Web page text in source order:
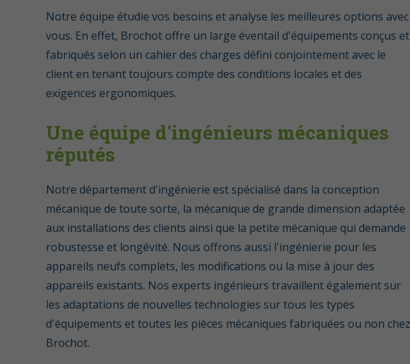
Notre équipe étudie vos besoins et analyse les meilleures options avec
vous. En effet, Brochot offre un large éventail d'équipements conçus et
fabriqués selon un cahier des charges défini conjointement avec le
client en tenant toujours compte des conditions locales et des
exigences ergonomiques.
Une équipe d'ingénieurs mécaniques
réputés
Notre département d'ingénierie est spécialisé dans la conception
mécanique de toute sorte, la mécanique de grande dimension adaptée
aux installations des clients ainsi que la petite mécanique qui demande
robustesse et longévité. Nous offrons aussi l'ingénierie pour les
appareils neufs complets, les modifications ou la mise à jour des
appareils existants. Nos experts ingénieurs travaillent également sur
les adaptations de nouvelles technologies sur tous les types
d'équipements et toutes les pièces mécaniques fabriquées ou non chez
Brochot.